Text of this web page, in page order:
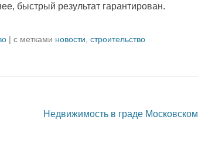
быстрый результат гарантирован.
| с метками новости строительство
Недвижимость в граде Московском